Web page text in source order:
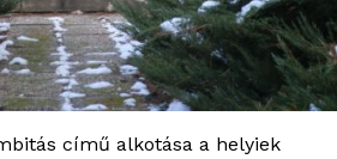
című alkotása a helyiek